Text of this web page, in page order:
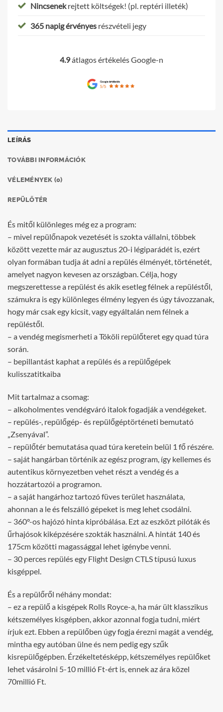
LEÍRÁS
TOVÁBBI INFORMÁCIÓK
VÉLEMÉNYEK (0)
REPÜLŐTÉR
És mitől különleges még ez a program:
– mivel repülőnapok vezetését is szokta vállalni, többek
között vezette már az augusztus 20-i légiparádét is, ezért
olyan formában tudja át adni a repülés élményét, történetét,
amelyet nagyon kevesen az országban. Célja, hogy
megszerettesse a repülést és akik esetleg félnek a repüléstől,
számukra is egy különleges élmény legyen és úgy távozzanak,
hogy már csak egy kicsit, vagy egyáltalán nem félnek a
repüléstől.
– a vendég megismerheti a Tököli repülőteret egy quad túra
során.
– bepillantást kaphat a repülés és a repülőgépek
kulisszatitkaiba
Mit tartalmaz a csomag:
– alkoholmentes vendégváró italok fogadják a vendégeket.
– repülés-, repülőgép- és repülőgéptörténeti bemutató
„Zsenyával”.
– repülőtér bemutatása quad túra keretein belül 1 fő részére.
– saját hangárban történik az egész program, így kellemes és
autentikus környezetben vehet részt a vendég és a
hozzátartozói a programon.
– a saját hangárhoz tartozó füves terület használata,
ahonnan a le és felszálló gépeket is meg lehet csodálni.
– 360°-os hajózó hinta kipróbálása. Ezt az eszközt pilóták és
űrhajósok kiképzésére szokták használni. A hintát 140 és
175cm közötti magassággal lehet igénybe venni.
– 30 perces repülés egy Flight Design CTLS típusú luxus
kisgéppel.
És a repülőről néhány mondat:
– ez a repülő a kisgépek Rolls Royce-a, ha már ült klasszikus
kétszemélyes kisgépben, akkor azonnal fogja tudni, miért
írjuk ezt. Ebben a repülőben úgy fogja érezni magát a vendég,
mintha egy autóban ülne és nem pedig egy szűk
kisrepülőgépben. Érzékeltetésképp, kétszemélyes repülőket
lehet vásárolni 5-10 millió Ft-ért is, ennek az ára közel
70millió Ft.
Nincsenekrejtett költségek! (pl. reptéri illeték)
365 napig érvényes részvételi jegy
4.9átlagos értékelés Google-n